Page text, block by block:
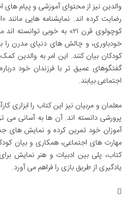
والدین نیز از محتوای آموزشی و پیام های
رضایت کرده اند. نمایشنامه هایی
کوچولوی قرن ۲۱» به خوبی
خودباوری، و چالش های دنیای مدرن را
کودکان بیان کنند. این امر به والدین
گفتگوهای عمیق تر با فرزندان خود
اجتماعی بیابند.
معلمان و مربیان نیز این کتاب را ابزاری
پرورشی دانسته اند. آن ها به آسانی می
آموزان خود تمرین کرده و نمایش های
مهارت های اجتماعی، همکاری و بیان
کتاب، پلی بین ادبیات و هنر نمایش
یادگیری از طریق بازی را فراهم می آورد.